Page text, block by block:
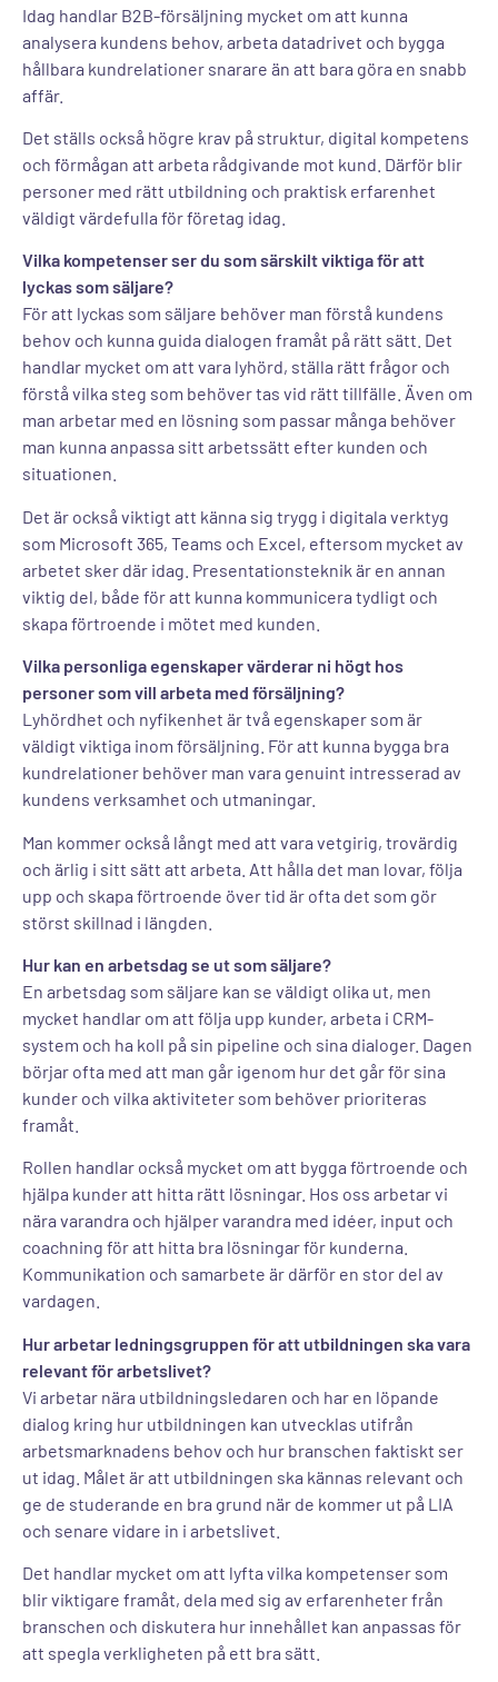
Idag handlar B2B-försäljning mycket om att kunna
analysera kundens behov, arbeta datadrivet och bygga
hållbara kundrelationer snarare än att bara göra en snabb
affär.
Det ställs också högre krav på struktur, digital kompetens
och förmågan att arbeta rådgivande mot kund. Därför blir
personer med rätt utbildning och praktisk erfarenhet
väldigt värdefulla för företag idag.
Vilka kompetenser ser du som särskilt viktiga för att
lyckas som säljare?
För att lyckas som säljare behöver man förstå kundens
behov och kunna guida dialogen framåt på rätt sätt. Det
handlar mycket om att vara lyhörd, ställa rätt frågor och
förstå vilka steg som behöver tas vid rätt tillfälle. Även om
man arbetar med en lösning som passar många behöver
man kunna anpassa sitt arbetssätt efter kunden och
situationen.
Det är också viktigt att känna sig trygg i digitala verktyg
som Microsoft 365, Teams och Excel, eftersom mycket av
arbetet sker där idag. Presentationsteknik är en annan
viktig del, både för att kunna kommunicera tydligt och
skapa förtroende i mötet med kunden.
Vilka personliga egenskaper värderar ni högt hos
personer som vill arbeta med försäljning?
Lyhördhet och nyfikenhet är två egenskaper som är
väldigt viktiga inom försäljning. För att kunna bygga bra
kundrelationer behöver man vara genuint intresserad av
kundens verksamhet och utmaningar.
Man kommer också långt med att vara vetgirig, trovärdig
och ärlig i sitt sätt att arbeta. Att hålla det man lovar, följa
upp och skapa förtroende över tid är ofta det som gör
störst skillnad i längden.
Hur kan en arbetsdag se ut som säljare?
En arbetsdag som säljare kan se väldigt olika ut, men
mycket handlar om att följa upp kunder, arbeta i CRM-
system och ha koll på sin pipeline och sina dialoger. Dagen
börjar ofta med att man går igenom hur det går för sina
kunder och vilka aktiviteter som behöver prioriteras
framåt.
Rollen handlar också mycket om att bygga förtroende och
hjälpa kunder att hitta rätt lösningar. Hos oss arbetar vi
nära varandra och hjälper varandra med idéer, input och
coachning för att hitta bra lösningar för kunderna.
Kommunikation och samarbete är därför en stor del av
vardagen.
Hur arbetar ledningsgruppen för att utbildningen ska vara
relevant för arbetslivet?
Vi arbetar nära utbildningsledaren och har en löpande
dialog kring hur utbildningen kan utvecklas utifrån
arbetsmarknadens behov och hur branschen faktiskt ser
ut idag. Målet är att utbildningen ska kännas relevant och
ge de studerande en bra grund när de kommer ut på LIA
och senare vidare in i arbetslivet.
Det handlar mycket om att lyfta vilka kompetenser som
blir viktigare framåt, dela med sig av erfarenheter från
branschen och diskutera hur innehållet kan anpassas för
att spegla verkligheten på ett bra sätt.